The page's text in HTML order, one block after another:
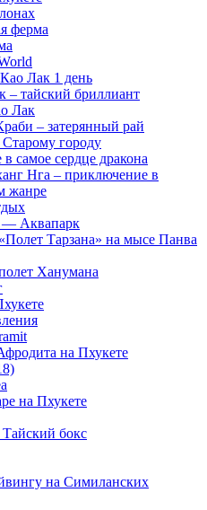
ферма
Лак 1 день
– тайский бриллиант
Лак
– затерянный рай
городу
самое сердце дракона
Нга – приключение в
жанре
— Аквапарк
Тарзана» на мысе Панва
Ханумана
на Пхукете
на Пхукете
бокс
на Симиланских